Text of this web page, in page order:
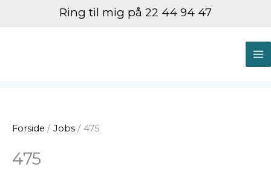
Ring til mig på 22 44 94 47
Forside Jobs 475
475